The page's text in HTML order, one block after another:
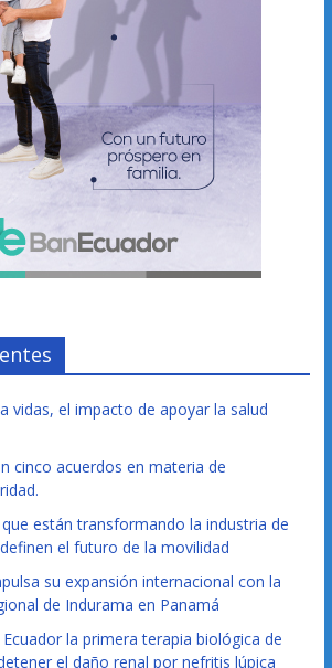
vidas, el impacto de apoyar la salud
cinco acuerdos en materia de
están transformando la industria de
el futuro de la movilidad
su expansión internacional con la
de Indurama en Panamá
la primera terapia biológica de
el daño renal por nefritis lúpica